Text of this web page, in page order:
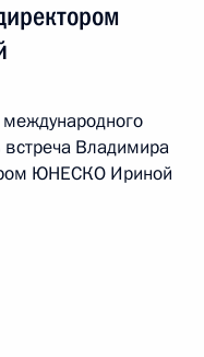
международного
встреча Владимира
ЮНЕСКО Ириной